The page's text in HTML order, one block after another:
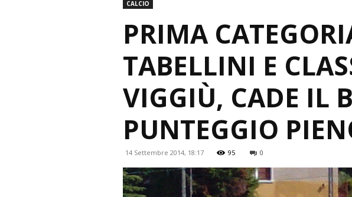
CALCIO
PRIMA
TABELLINI E
VIGGIÙ, CADE IL
PUNTEGGIO
14 Settembre 2014, 18:17 95 0